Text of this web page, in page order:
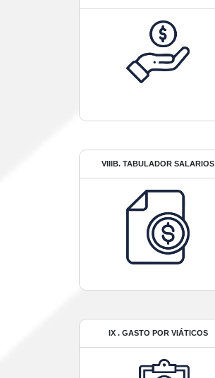
VIIIB. TABULADOR SALARIOS
IX . GASTO POR VIÁTICOS